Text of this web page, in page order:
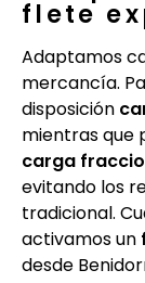
flete
Adaptamos
mercancía.
disposición
mientras que
carga
evitando los
tradicional.
activamos un
desde